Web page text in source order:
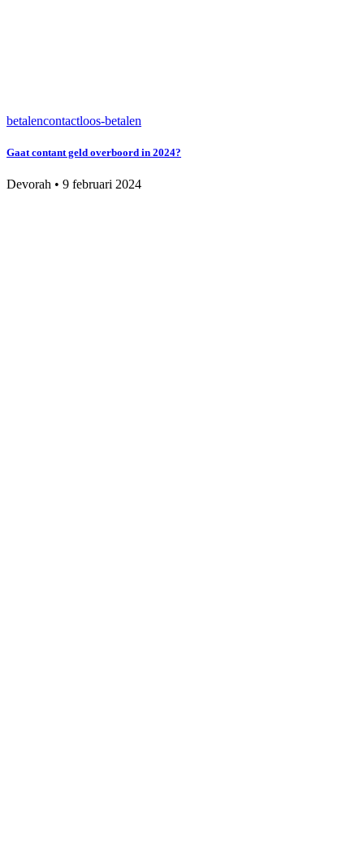
betalencontactloos-betalen
Gaat contant geld overboord in 2024?
Devorah • 9 februari 2024